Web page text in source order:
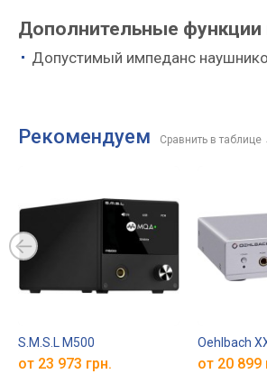
Дополнительные функции
Допустимый импеданс
Рекомендуем Сравнить в таблице
S.M.S.L M500
от 23 973 грн.
Oehlbach
от 20 899